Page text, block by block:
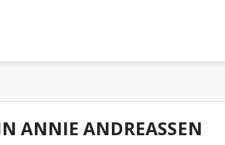
ANNIE ANDREASSEN